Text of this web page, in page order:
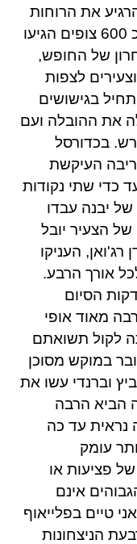
את הרוחות
ואת ניבולי הפה החריפים. בערך כ 600 צופים הגיעו
של החופש,
לצפות
בגישושים
את ההובלה ועם
עלתה גם ל 17 הפרש. בכדורסל
העיקשת
כדי שתי נקודות
יבנה עבדו
הצעיר יובל
רג'ואן, העניקו
4-7 נקודות לכל אורך הרבע.
הסיום
מאוד אופי
79- 75 לטובתה לקול תשואתם
במוקש מסוכן
וברנדי עשו את
הביא הרבה
נראית עד כה
עומק
פציעות או
אינם
טיים בפלייאוף
הניצחונות